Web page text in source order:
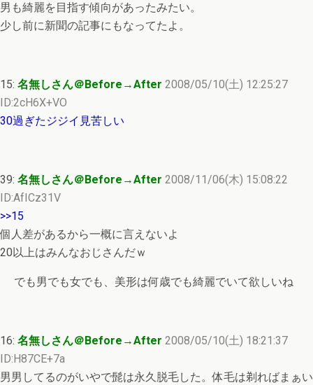
男も綺麗を目指す傾向があったみたい。
少し前に新聞の記事にもなってたよ。
15: 名無しさん＠Before→After 2008/05/10(土) 12:25:27
ID:2cH6X+VO
30過ぎたジジイ見苦しい
39: 名無しさん＠Before→After 2008/11/06(木) 15:08:22
ID:AfICz31V
>>15
個人差があるから一概に言えないよ
20以上はみんなおじさんだｗ
でも男でも女でも、美形は何歳でも綺麗でいて欲しいね
16: 名無しさん＠Before→After 2008/05/10(土) 18:21:37
ID:H87CE+7a
男男してるのがいやで髭は永久脱毛した。体毛は剃ればまぁい